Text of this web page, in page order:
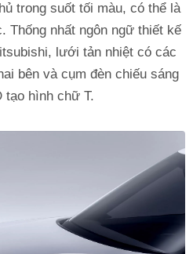
trong suốt tối màu, có thể là
Thống nhất ngôn ngữ thiết kế
lưới tản nhiệt có các
bên và cụm đèn chiếu sáng
tạo hình chữ T.